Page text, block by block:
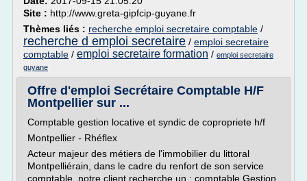
Site : http://www.greta-gipfcip-guyane.fr
Thèmes liés : recherche emploi secretaire comptable /
recherche d emploi secretaire / emploi secretaire
comptable / emploi secretaire formation / emploi secretaire
guyane
Offre d'emploi Secrétaire Comptable H/F
Montpellier sur ...
Comptable gestion locative et syndic de copropriete h/f
Montpellier - Rhéflex
Acteur majeur des métiers de l'immobilier du littoral
Montpelliérain, dans le cadre du renfort de son service
comptable, notre client recherche un : comptable Gestion